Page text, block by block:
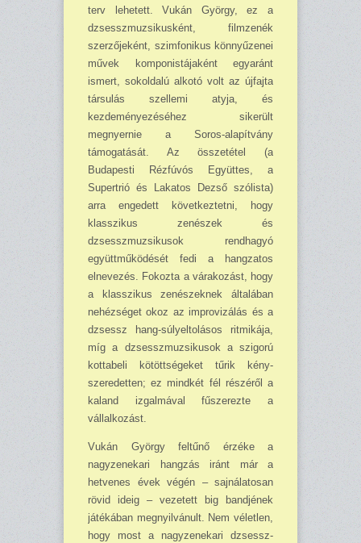
terv lehetett. Vukán György, ez a
dzsesszmuzsikusként, filmzenék
szerzőjeként, szimfonikus könnyű­zenei
művek komponistájaként egyaránt
ismert, sokoldalú alkotó volt az újfajta
társulás szellemi atyja, és
kezdeményezéséhez si­került
megnyernie a Soros-alapít­vány
támogatását. Az összetétel (a
Budapesti Rézfúvós Együttes, a
Supertrió és Lakatos Dezső szó­lista)
arra engedett következtetni, hogy
klasszikus zenészek és
dzsesszmuzsikusok rendhagyó
együttműködését fedi a hangzatos
elnevezés. Fokozta a várakozást, hogy
a klasszikus zené­szeknek általában
nehézséget okoz az improvizálás és a
dzsessz hang-súlyeltolásos ritmikája,
míg a dzsesszmuzsikusok a szigorú
kottabeli kötöttségeket tűrik kény­
szeredetten; ez mindkét fél ré­széről a
kaland izgalmával fűsze­rezte a
vállalkozást.
Vukán György feltűnő érzéke a
nagyzenekari hangzás iránt már a
hetvenes évek végén – sajnálatosan
rövid ideig – ve­zetett big bandjének
játékában megnyilvánult. Nem véletlen,
hogy most a nagyzenekari dzsessz-